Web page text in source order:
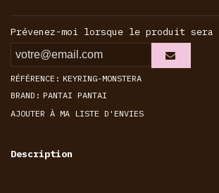
Prévenez-moi lorsque le produit sera
RÉFÉRENCE: KEYRING-MONSTERA
BRAND: PANTAI PANTAI
AJOUTER À MA LISTE D'ENVIES
Description